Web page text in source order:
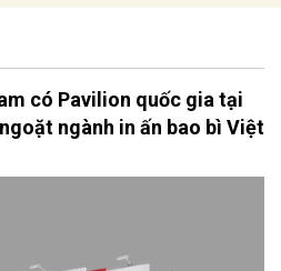
có Pavilion quốc gia tại
ngành in ấn bao bì Việt